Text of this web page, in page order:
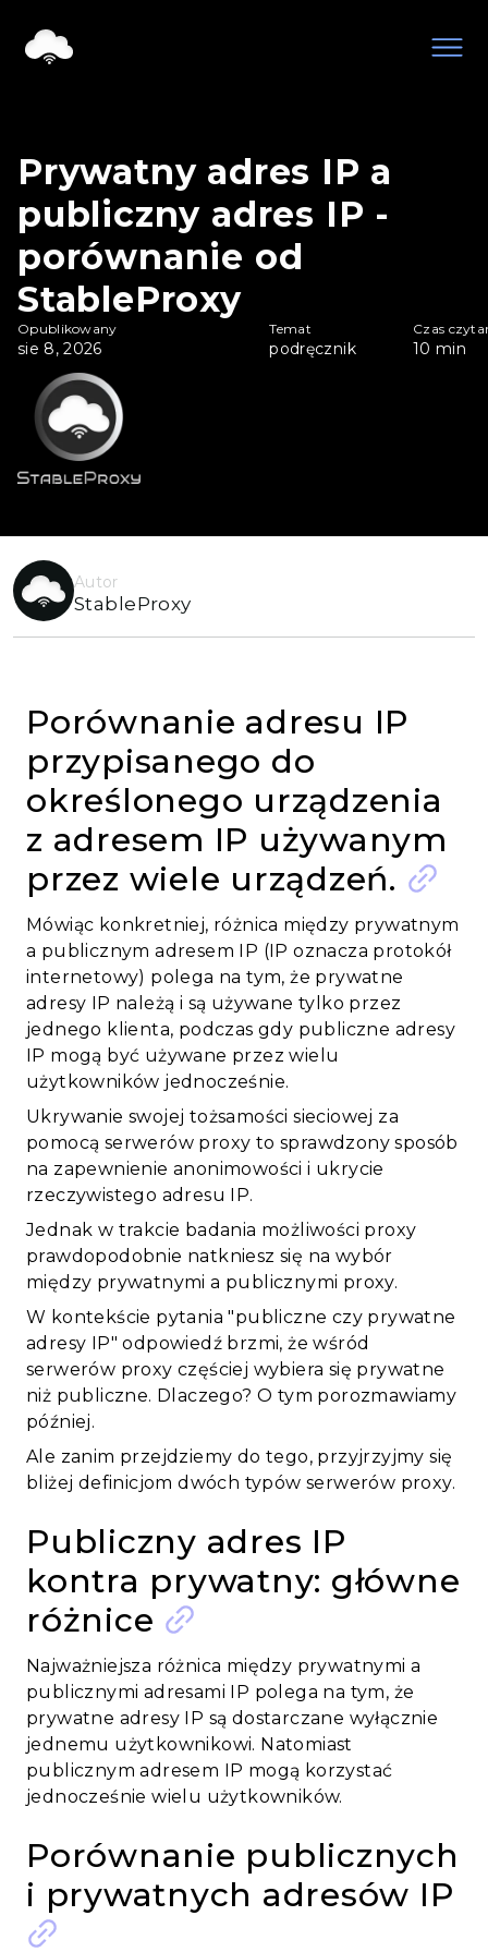
Prywatny adres IP a
publiczny adres IP -
porównanie od
StableProxy
Opublikowany
sie 8, 2026
Temat
podręcznik
Czas
10min
Autor
StableProxy
Porównanie adresu IP
przypisanego do
określonego urządzenia
z adresem IP używanym
przez wiele urządzeń.
Mówiąc konkretniej, różnica między prywatnym
a publicznym adresem IP (IP oznacza protokół
internetowy) polega na tym, że prywatne
adresy IP należą i są używane tylko przez
jednego klienta, podczas gdy publiczne adresy
IP mogą być używane przez wielu
użytkowników jednocześnie.
Ukrywanie swojej tożsamości sieciowej za
pomocą serwerów proxy to sprawdzony sposób
na zapewnienie anonimowości i ukrycie
rzeczywistego adresu IP.
Jednak w trakcie badania możliwości proxy
prawdopodobnie natkniesz się na wybór
między prywatnymi a publicznymi proxy.
W kontekście pytania "publiczne czy prywatne
adresy IP" odpowiedź brzmi, że wśród
serwerów proxy częściej wybiera się prywatne
niż publiczne. Dlaczego? O tym porozmawiamy
później.
Ale zanim przejdziemy do tego, przyjrzyjmy się
bliżej definicjom dwóch typów serwerów proxy.
Publiczny adres IP
kontra prywatny: główne
różnice
Najważniejsza różnica między prywatnymi a
publicznymi adresami IP polega na tym, że
prywatne adresy IP są dostarczane wyłącznie
jednemu użytkownikowi. Natomiast
publicznym adresem IP mogą korzystać
jednocześnie wielu użytkowników.
Porównanie publicznych
i prywatnych adresów IP